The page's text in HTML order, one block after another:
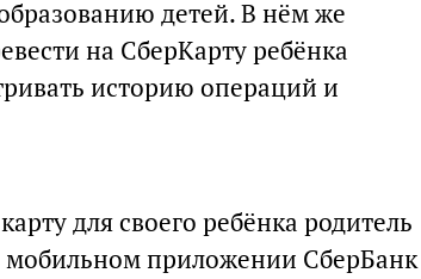
детей. В нём же
на СберКарту ребёнка
историю операций и
для своего ребёнка родитель
мобильном приложении СберБанк